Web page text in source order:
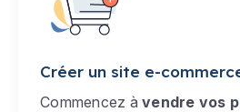
Créer un site e-
Commencez à vendre vos